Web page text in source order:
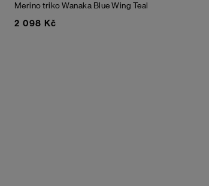
Merino triko Wanaka Blue Wing Teal
2 098 Kč